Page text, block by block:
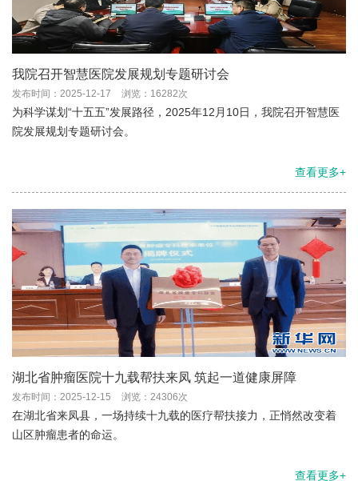
我院召开智慧医院发展规划专题研讨会
发布时间：2025-12-17 浏览：16282次
为科学谋划“十五五”发展路径，2025年12月10日，我院召开智慧医
院发展规划专题研讨会。
查看更多+
湖北省肿瘤医院十九载帮扶来凤 筑起一道健康屏障
发布时间：2025-12-15 浏览：24306次
在湖北省来凤县，一场持续十九载的医疗帮扶接力，正悄然改变着
山区肿瘤患者的命运。
查看更多+